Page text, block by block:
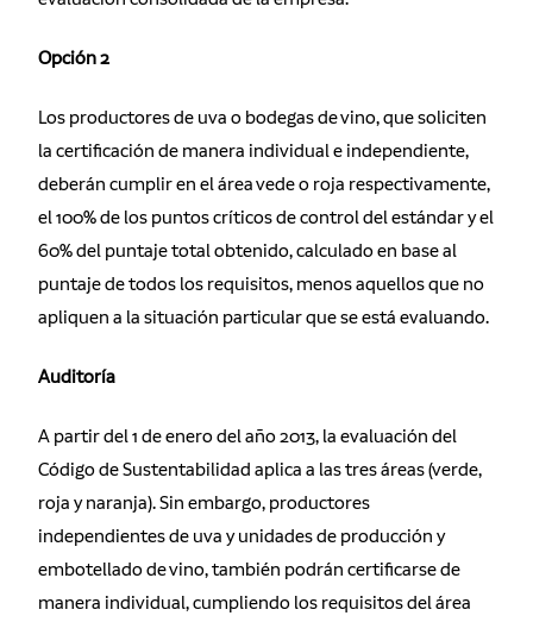
Opción 2
Los productores de uva o bodegas de vino, que soliciten
la certificación de manera individual e independiente,
deberán cumplir en el área vede o roja respectivamente,
el 100% de los puntos críticos de control del estándar y el
60% del puntaje total obtenido, calculado en base al
puntaje de todos los requisitos, menos aquellos que no
apliquen a la situación particular que se está evaluando.
Auditoría
A partir del 1 de enero del año 2013, la evaluación del
Código de Sustentabilidad aplica a las tres áreas (verde,
roja y naranja). Sin embargo, productores
independientes de uva y unidades de producción y
embotellado de vino, también podrán certificarse de
manera individual, cumpliendo los requisitos del área